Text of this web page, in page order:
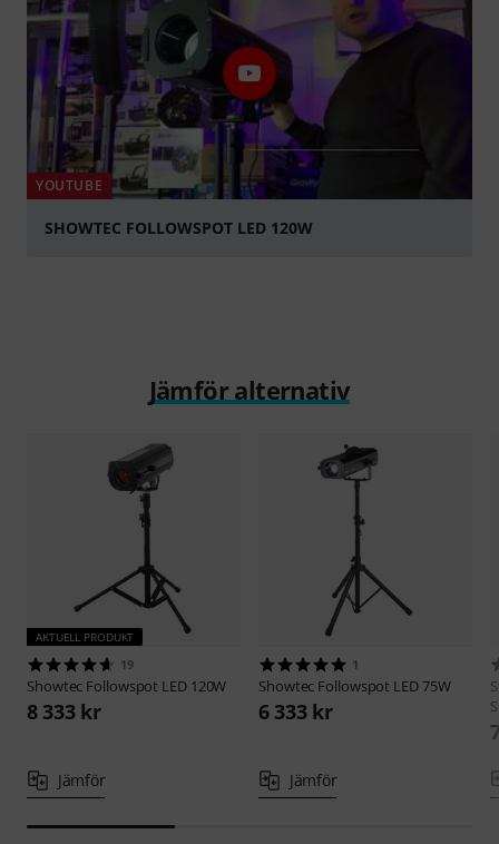
YOUTUBE
SHOWTEC FOLLOWSPOT LED 120W
Jämför alternativ
AKTUELL PRODUKT
19
Showtec Followspot LED 120W
8 333 kr
Jämför
1
Showtec Followspot LED 75W
6 333 kr
Jämför